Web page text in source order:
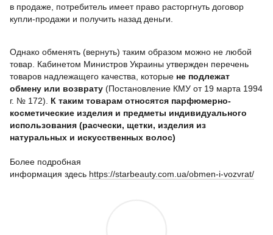
в продаже, потребитель имеет право расторгнуть договор
купли-продажи и получить назад деньги.
Однако обменять (вернуть) таким образом можно не любой
товар. Кабинетом Министров Украины утвержден перечень
товаров надлежащего качества, которые не подлежат
обмену или возврату (Постановление КМУ от 19 марта 1994
г. № 172). К таким товарам относятся парфюмерно-
косметические изделия и предметы индивидуального
использования (расчески, щетки, изделия из
натуральных и искусственных волос)
Более подробная
информация здесь https://starbeauty.com.ua/obmen-i-vozvrat/